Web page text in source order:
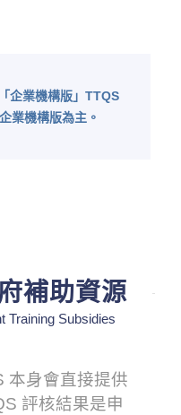
企業機構版」TTQS
業機構版為主。
補助資源
Training Subsidies
本身會直接提供
評核結果是申